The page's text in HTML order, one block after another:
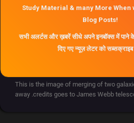
AKTU Question Paper
Solar System
Merging of two galaxies
years away,
This is the image of merging of two
away .credits goes to James Webb
Study Material & many More When
Blog Posts!
सभी अलर्टस और ख़बरें सीधे अपने इनबॉक्स में पाने
दिए गए न्यूज़ लेटर को